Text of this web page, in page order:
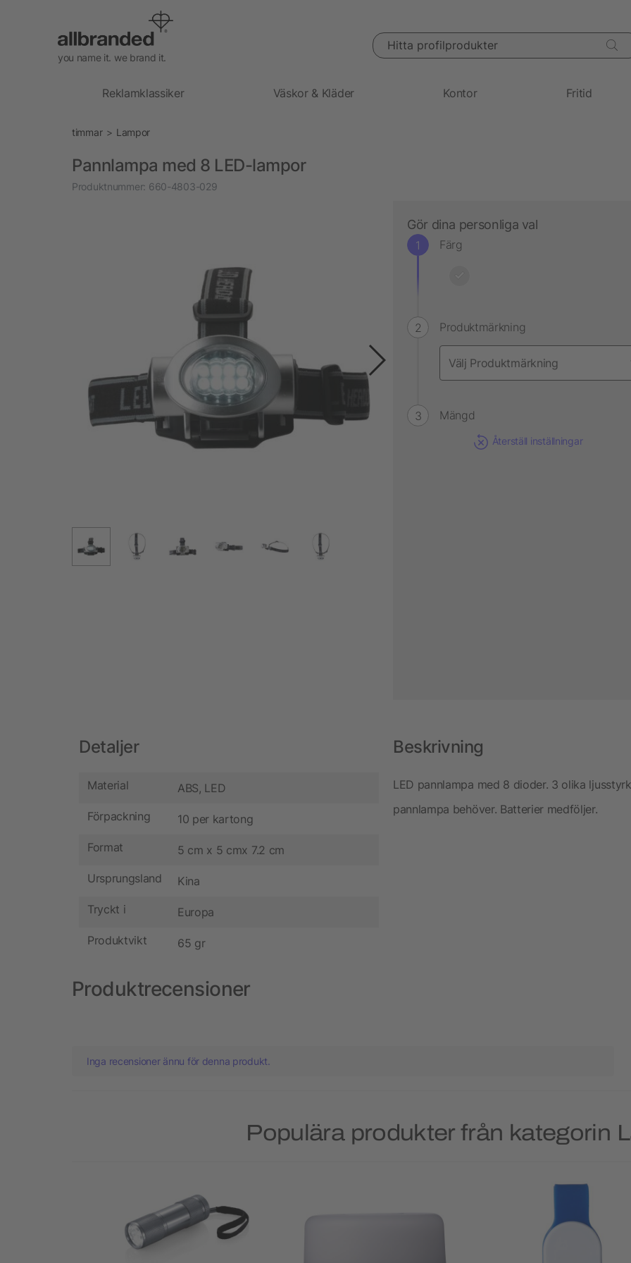
you name it. we brand it.
Hitta profilprodukter
Reklamklassiker Väskor & Kläder Kontor Fritid
timmar Lampor
Pannlampa med 8 LED-lampor
Produktnummer: 660-4803-029
Gör dina personliga val
Färg
Produktmärkning
Mängd
Återställ inställningar
Detaljer
Material ABS, LED
Förpackning 10 per kartong
Format 5 cm x 5 cmx 7.2 cm
Ursprungsland Kina
Tryckt i Europa
Produktvikt 65 gr
Beskrivning
LED pannlampa med 8 dioder. 3 olika
pannlampa behöver. Batterier medföljer.
Produktrecensioner
Inga recensioner ännu för denna produkt.
Populära produkter från kategorin